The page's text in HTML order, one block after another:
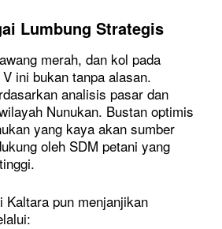
Lumbung Strategis
merah, dan kol pada
ini bukan tanpa alasan.
analisis pasar dan
Nunukan. Bustan optimis
yang kaya akan sumber
oleh SDM petani yang
Kaltara pun menjanjikan